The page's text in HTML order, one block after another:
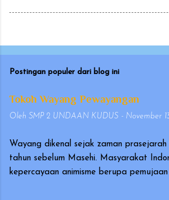
Postingan populer dari blog ini
Tokoh Wayang Pewayangan
Oleh SMP 2 UNDAAN KUDUS - November
Wayang dikenal sejak zaman
tahun sebelum Masehi. Masyarakat
kepercayaan animisme berupa pemujaan